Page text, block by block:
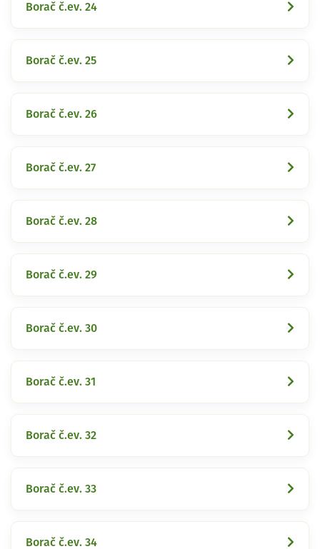
Borač č.ev. 24
Borač č.ev. 25
Borač č.ev. 26
Borač č.ev. 27
Borač č.ev. 28
Borač č.ev. 29
Borač č.ev. 30
Borač č.ev. 31
Borač č.ev. 32
Borač č.ev. 33
Borač č.ev. 34